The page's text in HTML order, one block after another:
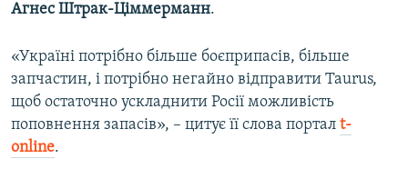
Агнес Штрак-Ціммерманн.
«Україні потрібно більше боєприпасів, більше
запчастин, і потрібно негайно відправити Taurus,
щоб остаточно ускладнити Росії можливість
поповнення запасів», – цитує її слова портал t-
online.